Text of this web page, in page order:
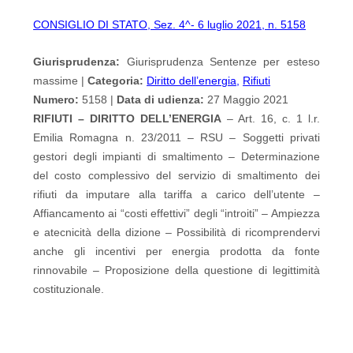
CONSIGLIO DI STATO, Sez. 4^- 6 luglio 2021, n. 5158
Giurisprudenza: Giurisprudenza Sentenze per esteso
massime |Categoria: Diritto dell’energia, Rifiuti
Numero: 5158 | Data di udienza: 27 Maggio 2021
RIFIUTI – DIRITTO DELL’ENERGIA – Art. 16, c. 1 l.r.
Emilia Romagna n. 23/2011 – RSU – Soggetti privati
gestori degli impianti di smaltimento – Determinazione
del costo complessivo del servizio di smaltimento dei
rifiuti da imputare alla tariffa a carico dell’utente –
Affiancamento ai “costi effettivi” degli “introiti” – Ampiezza
e atecnicità della dizione – Possibilità di ricomprendervi
anche gli incentivi per energia prodotta da fonte
rinnovabile – Proposizione della questione di legittimità
costituzionale.